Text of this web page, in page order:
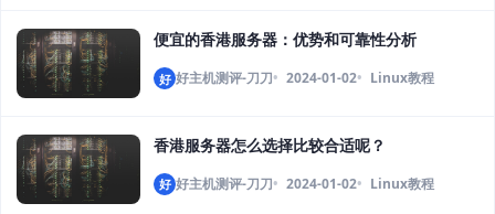
便宜的香港服务器：优势和可靠性分析
好 好主机测评-刀刀 2024-01-02 Linux教程
香港服务器怎么选择比较合适呢？
好 好主机测评-刀刀 2024-01-02 Linux教程